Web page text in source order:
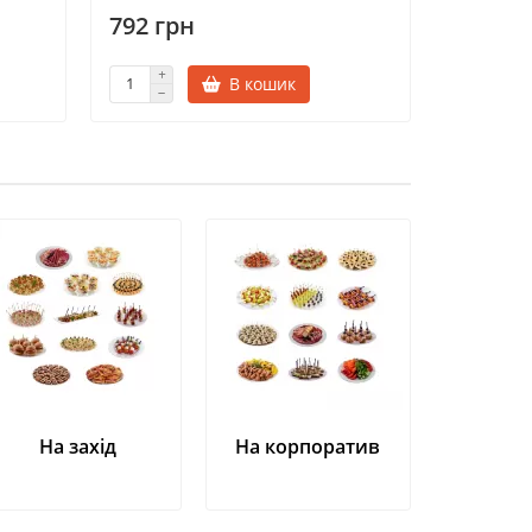
792 грн
В кошик
На захід На корпоратив